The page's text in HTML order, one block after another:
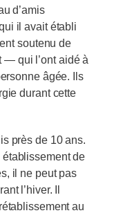
d’amis
il avait établi
soutenu de
— qui l’ont aidé à
âgée. Ils
durant cette
près de 10 ans.
de
il ne peut pas
l’hiver. Il
au